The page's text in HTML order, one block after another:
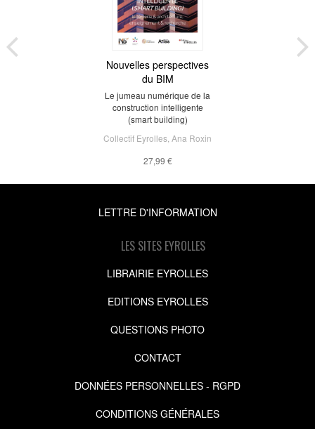
Nouvelles perspectives
du BIM
Le jumeau numérique de la
construction intelligente
(smart building)
Collectif Eyrolles Ana Roxin
27,99 €
LETTRE D'INFORMATION
LES SITES EYROLLES
LIBRAIRIE EYROLLES
EDITIONS EYROLLES
QUESTIONS PHOTO
CONTACT
DONNÉES PERSONNELLES - RGPD
CONDITIONS GÉNÉRALES